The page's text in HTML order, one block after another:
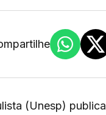
(Unesp)